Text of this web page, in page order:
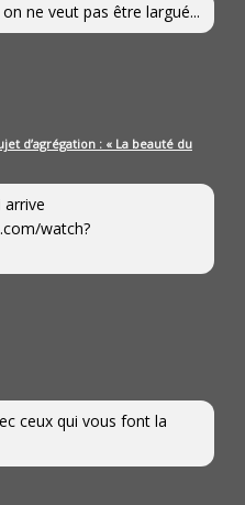
ne veut pas être largué...
d’agrégation : « La beauté du
arrive
watch?
ceux qui vous font la